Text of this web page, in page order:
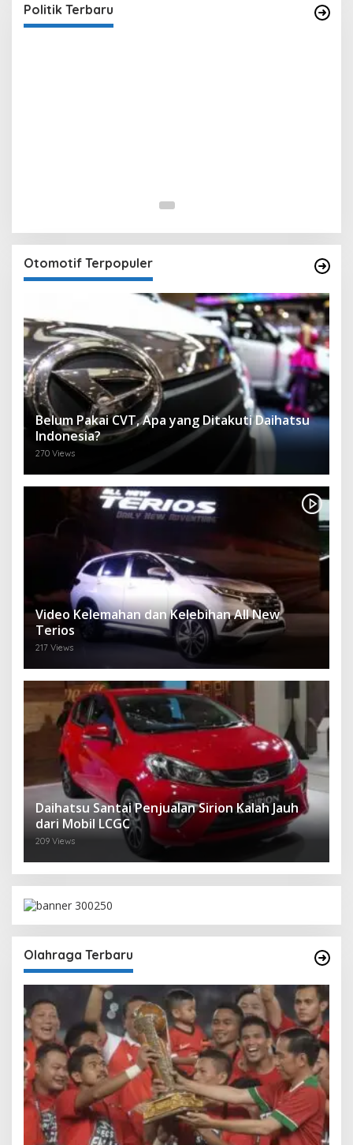
Politik Terbaru
In Berita, Politik |
Otomotif Terpopuler
Belum Pakai CVT, Apa yang Ditakuti Daihatsu
Indonesia?
270 Views
Video Kelemahan dan Kelebihan All New
Terios
217 Views
Daihatsu Santai Penjualan Sirion Kalah Jauh
dari Mobil LCGC
209 Views
Olahraga Terbaru